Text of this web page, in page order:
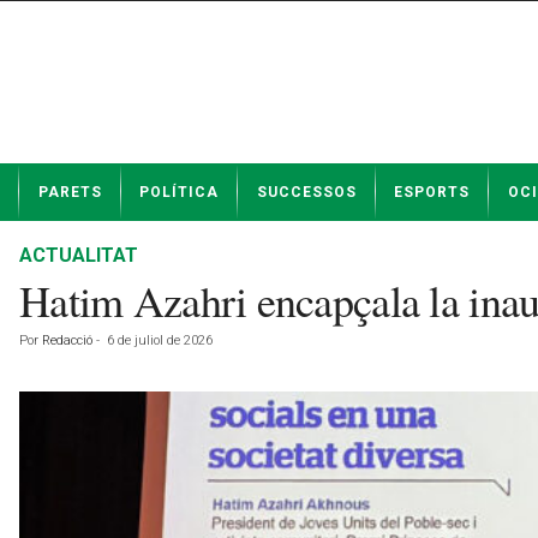
t
PARETS POLÍTICA SUCCESSOS ESPORTS OCI
ACTUALITAT
Hatim Azahri encapçala la
Por Redacció - 6 de juliol de 2026